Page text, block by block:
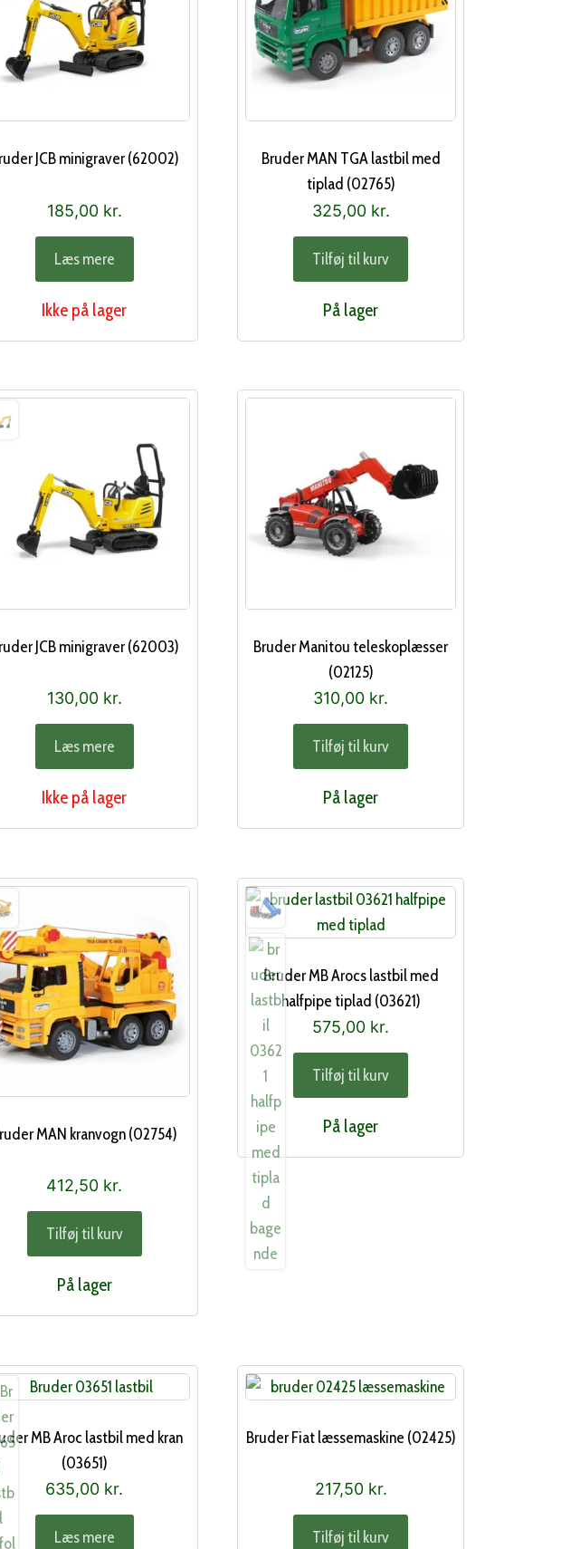
JCB minigraver (62002)
185,00 kr.
Læs mere
Ikke på lager
Bruder MAN TGA lastbil med
tiplad (02765)
325,00 kr.
Tilføj til kurv
På lager
JCB minigraver (62003)
130,00 kr.
Læs mere
Ikke på lager
Bruder Manitou teleskoplæsser
(02125)
310,00 kr.
Tilføj til kurv
På lager
MAN kranvogn (02754)
412,50 kr.
Tilføj til kurv
På lager
Bruder MB Arocs lastbil med
halfpipe tiplad (03621)
575,00 kr.
Tilføj til kurv
På lager
MB Aroc lastbil med kran
(03651)
635,00 kr.
Læs mere
Bruder Fiat læssemaskine (02425)
217,50 kr.
Tilføj til kurv